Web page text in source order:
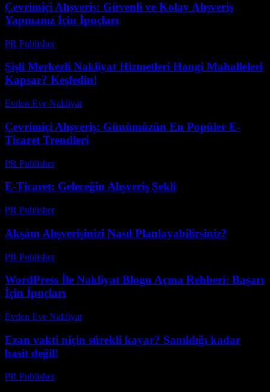
Çevrimiçi Alışveriş: Güvenli ve Kolay Alışveriş
Yapmanız İçin İpuçları
PR Publisher-
Şişli Merkezli Nakliyat Hizmetleri Hangi Mahalleleri
Kapsar? Keşfedin!
Evden Eve Nakliyat
Çevrimiçi Alışveriş: Günümüzün En Popüler E-
Ticaret Trendleri
PR Publisher-
E-Ticaret: Geleceğin Alışveriş Şekli
PR Publisher-
Akşam Alışverişinizi Nasıl Planlayabilirsiniz?
PR Publisher-
WordPress İle Nakliyat Blogu Açma Rehberi: Başarı
İçin İpuçları
Evden Eve Nakliyat
Ezan vakti niçin sürekli kayar? Sanıldığı kadar
basit değil!
PR Publisher-